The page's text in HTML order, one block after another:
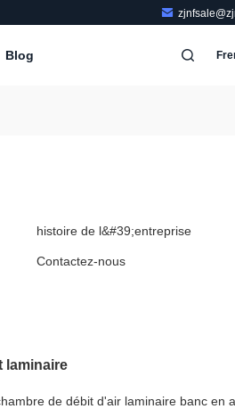
Blog
histoire de l&#39;entreprise
Contactez-nous
laminaire
de débit d'air laminaire banc en